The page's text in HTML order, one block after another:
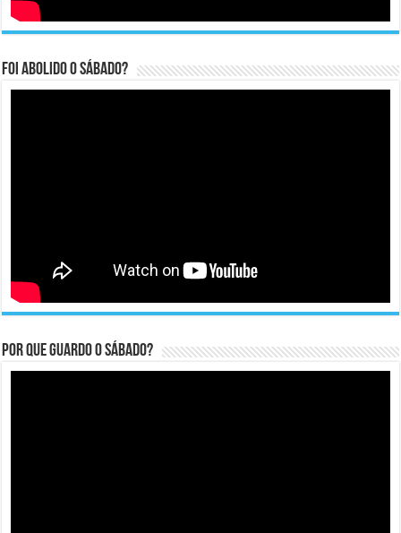
Foi abolido o sábado?
Por que guardo o Sábado?